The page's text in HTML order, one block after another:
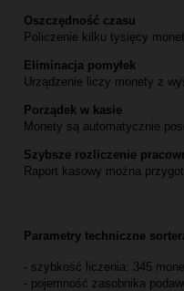
Oszczędność czasu
Policzenie kilku tysięcy
Eliminacja pomyłek
Urządzenie liczy monety z
Porządek w kasie
Monety są automatycznie
Szybsze rozliczenie
Raport kasowy można
Parametry techniczne
- szybkość liczenia: 345
- pojemność zasobnika